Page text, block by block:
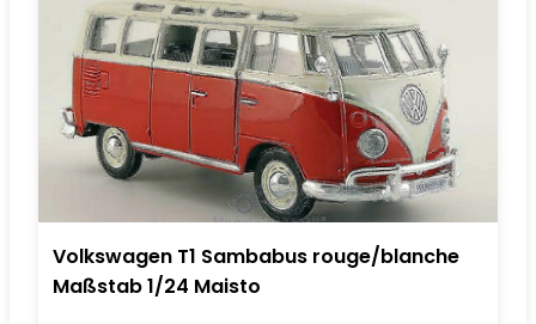
Volkswagen T1 Sambabus rouge/blanche
Maßstab 1/24 Maisto